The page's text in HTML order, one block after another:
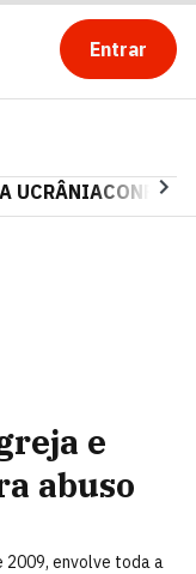
Entrar
UCRÂNIA
e
abuso
2009, envolve toda a